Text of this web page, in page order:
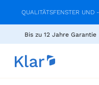
QUALITÄTSFENSTER UND
Bis zu 12 Jahre Garantie